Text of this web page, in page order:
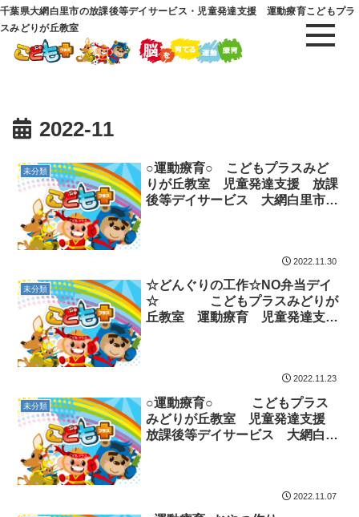
千葉県大網白里市の放課後等デイサービス・児童発達支援 運動療育こどもプラ
スみどりが丘教室
2022-11
未分類
○運動療育○ こどもプラスみど
りが丘教室 児童発達支援 放課
後等デイサービス 大網白里市
2022.11.30
未分類
☆どんぐりの工作☆NO弁当デイ
☆ こどもプラスみどりが
丘教室 運動療育 児童発達支
2022.11.23
未分類
○運動療育○ こどもプラス
みどりが丘教室 児童発達支援
放課後等デイサービス 大網白里
2022.11.07